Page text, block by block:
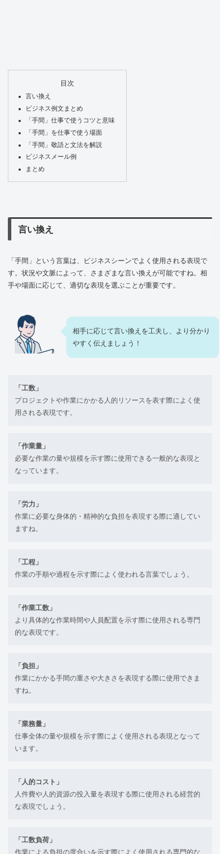
目次
言い換え
ビジネス例文まとめ
「手間」仕事で使うコツと意味
「手間」を仕事で使う場面
「手間」敬語と文法を解説
ビジネスメール例
まとめ
言い換え
「手間」という言葉は、ビジネスシーンでよく使用される表現で
す。状況や文脈によって、さまざまな言い換えが可能ですね。相
手や場面に応じて、適切な表現を選ぶことが重要です。
相手に応じて言い換えを工夫し、より分かり
やすく伝えましょう！
「工数」
プロジェクトや作業にかかる人的リソースを表す際によく使
用される表現です。
「作業量」
必要な作業の量や規模を示す際に使用できる一般的な表現と
なっています。
「労力」
作業に必要な身体的・精神的な負担を表現する際に適してい
ますね。
「工程」
作業の手順や過程を示す際によく使われる言葉でしょう。
「作業工数」
より具体的な作業時間や人員配置を示す際に使用される専門
的な表現です。
「負担」
作業にかかる手間の重さや大きさを表現する際に使用できま
すね。
「業務量」
仕事全体の量や規模を示す際によく使用される表現となって
います。
「人的コスト」
人件費や人的資源の投入量を表現する際に使用される経営的
な表現でしょう。
「工数負荷」
作業による負担の度合いを示す際によく使用される専門的な